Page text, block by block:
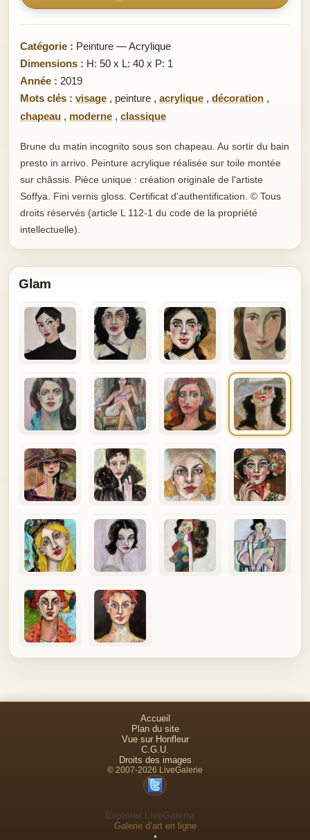
Catégorie : Peinture — Acrylique
Dimensions : H: 50 x L: 40 x P: 1
Année : 2019
Mots clés : visage , peinture , acrylique , décoration ,
chapeau , moderne , classique
Brune du matin incognito sous son chapeau. Au sortir du bain
presto in arrivo. Peinture acrylique réalisée sur toile montée
sur châssis. Pièce unique : création originale de l'artiste
Soffya. Fini vernis gloss. Certificat d'authentification. © Tous
droits réservés (article L 112-1 du code de la propriété
intellectuelle).
Glam
Accueil
Plan du site
Vue sur Honfleur
C.G.U.
Droits des images
© 2007-2026 LiveGalerie
Explorer LiveGalerie :
Galerie d’art en ligne
•